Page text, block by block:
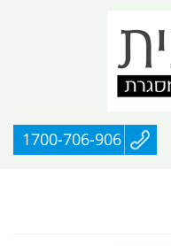
1700-706-906